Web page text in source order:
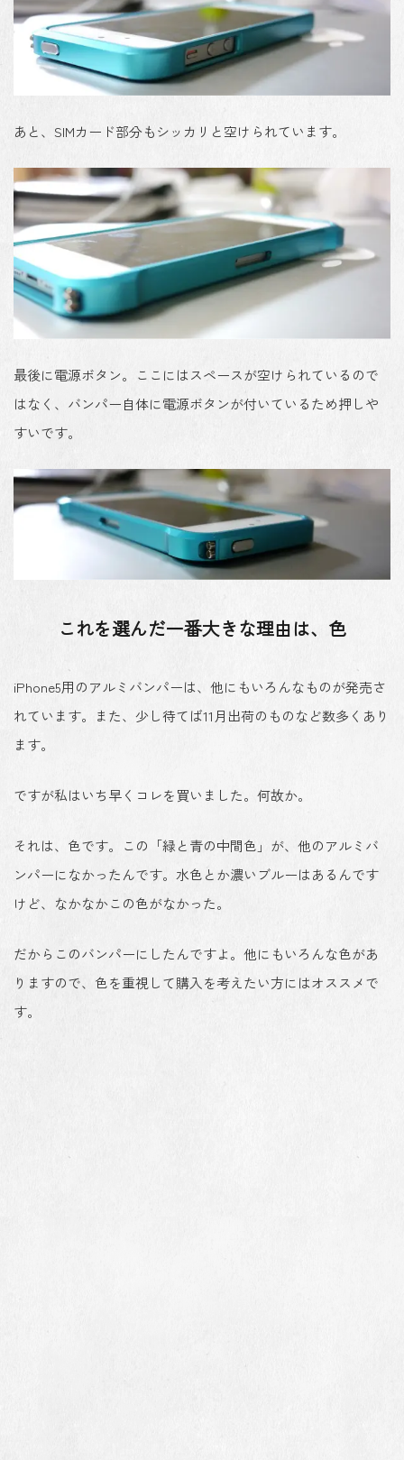
あと、SIMカード部分もシッカリと空けられています。
最後に電源ボタン。ここにはスペースが空けられているので
はなく、バンパー自体に電源ボタンが付いているため押しや
すいです。
これを選んだ一番大きな理由は、色
iPhone5用のアルミバンパーは、他にもいろんなものが発売さ
れています。また、少し待てば11月出荷のものなど数多くあり
ます。
ですが私はいち早くコレを買いました。何故か。
それは、色です。この「緑と青の中間色」が、他のアルミバ
ンパーになかったんです。水色とか濃いブルーはあるんです
けど、なかなかこの色がなかった。
だからこのバンパーにしたんですよ。他にもいろんな色があ
りますので、色を重視して購入を考えたい方にはオススメで
す。